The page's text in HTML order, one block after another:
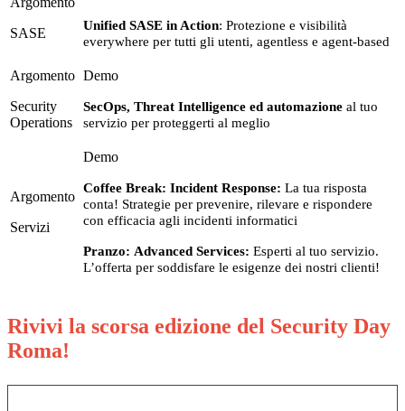
SASE Unified SASE in Action: Protezione e visibilità
everywhere per tutti gli utenti, agentless e agent-based
Security
Operations
SecOps, Threat Intelligence ed automazione al tuo
servizio per proteggerti al meglio
Servizi
Coffee Break: Incident Response: La tua risposta
conta! Strategie per prevenire, rilevare e rispondere
con efficacia agli incidenti informatici
Pranzo: Advanced Services: Esperti al tuo servizio.
L’offerta per soddisfare le esigenze dei nostri clienti!
Rivivi la scorsa edizione del Security Day
Roma!